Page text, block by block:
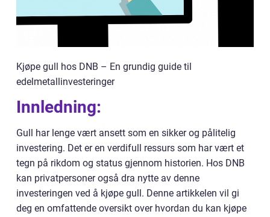
Kjøpe gull hos DNB – En grundig guide til
edelmetallinvesteringer
Innledning:
Gull har lenge vært ansett som en sikker og pålitelig
investering. Det er en verdifull ressurs som har vært et
tegn på rikdom og status gjennom historien. Hos DNB
kan privatpersoner også dra nytte av denne
investeringen ved å kjøpe gull. Denne artikkelen vil gi
deg en omfattende oversikt over hvordan du kan kjøpe